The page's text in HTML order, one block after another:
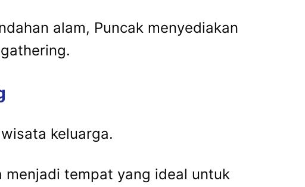
alam, Puncak menyediakan
keluarga.
menjadi tempat yang ideal untuk